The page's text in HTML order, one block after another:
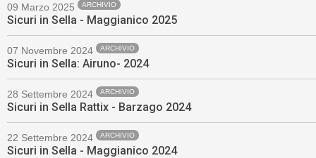
09 Marzo 2025 ARCHIVIO
Sicuri in Sella - Maggianico 2025
07 Novembre 2024 ARCHIVIO
Sicuri in Sella: Airuno- 2024
28 Settembre 2024 ARCHIVIO
Sicuri in Sella Rattix - Barzago 2024
22 Settembre 2024 ARCHIVIO
Sicuri in Sella - Maggianico 2024